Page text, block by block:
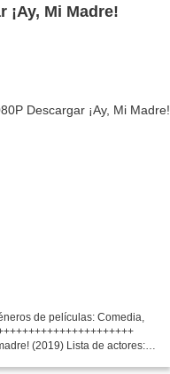
¡Ay, Mi Madre!
de películas: Comedia,
(2019) Lista de actores: